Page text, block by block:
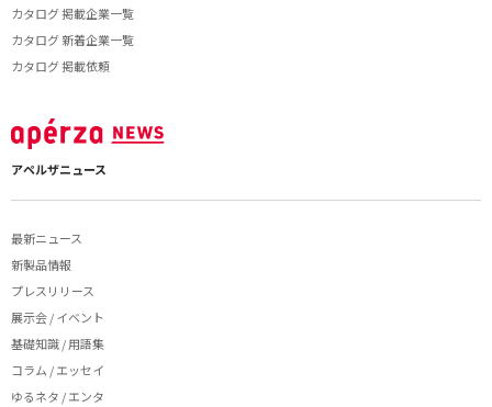
カタログ 掲載企業一覧
カタログ 新着企業一覧
カタログ 掲載依頼
アペルザニュース
最新ニュース
新製品情報
プレスリリース
展示会 / イベント
基礎知識 / 用語集
コラム / エッセイ
ゆるネタ / エンタ